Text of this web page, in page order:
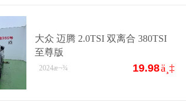
大众 迈腾 2.0TSI 双离合 380TSI
至尊版
19.98ä¸‡
2024æ¬¾